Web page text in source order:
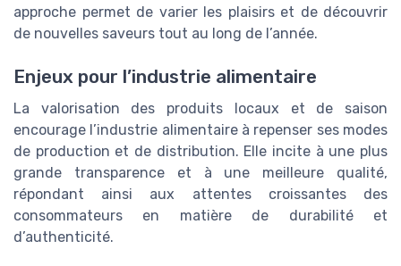
approche permet de varier les plaisirs et de découvrir
de nouvelles saveurs tout au long de l’année.
Enjeux pour l’industrie alimentaire
La valorisation des produits locaux et de saison
encourage l’industrie alimentaire à repenser ses modes
de production et de distribution. Elle incite à une plus
grande transparence et à une meilleure qualité,
répondant ainsi aux attentes croissantes des
consommateurs en matière de durabilité et
d’authenticité.